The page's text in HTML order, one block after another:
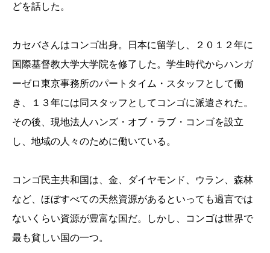
どを話した。
カセバさんはコンゴ出身。日本に留学し、２０１２年に
国際基督教大学大学院を修了した。学生時代からハンガ
ーゼロ東京事務所のパートタイム・スタッフとして働
き、１３年には同スタッフとしてコンゴに派遣された。
その後、現地法人ハンズ・オブ・ラブ・コンゴを設立
し、地域の人々のために働いている。
コンゴ民主共和国は、金、ダイヤモンド、ウラン、森林
など、ほぼすべての天然資源があるといっても過言では
ないくらい資源が豊富な国だ。しかし、コンゴは世界で
最も貧しい国の一つ。